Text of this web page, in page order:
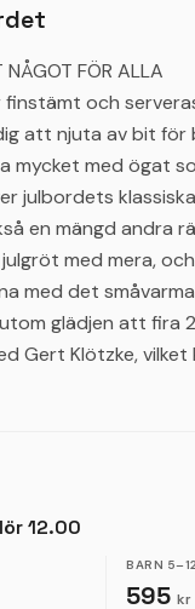
NÅGOT FÖR ALLA
och
att njuta av bit för
mycket med ögat
julbordets
en mängd andra
med mera,
med det
glädjen att fira
Gert Klötzke,
12.00
BARN
595 kr